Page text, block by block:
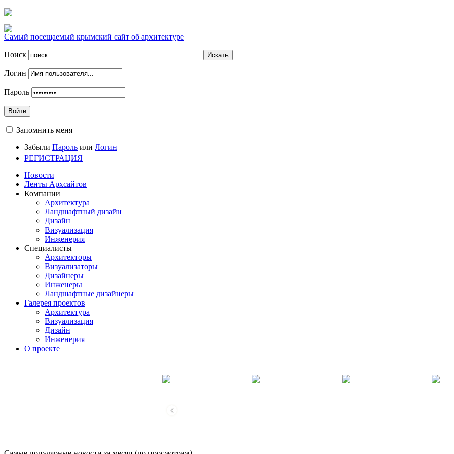
Самый посещаемый крымский сайт об архитектуре
Поиск
Логин
Пароль
Войти
Запомнить меня
Забыли Пароль или Логин
РЕГИСТРАЦИЯ
Новости
Ленты Архсайтов
Компании
Архитектура
Ландшафтный дизайн
Дизайн
Визуализация
Инженерия
Специалисты
Архитекторы
Визуализаторы
Дизайнеры
Инженеры
Ландшафтные дизайнеры
Галерея проектов
Архитектура
Визуализация
Дизайн
Инженерия
О проекте
‹